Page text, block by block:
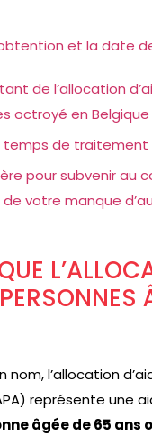
et la date
de l’allocation
octroyé en Belgique
temps de traitement
pour subvenir au
votre manque
nom, l’allocation
représente une
âgée de 65 ans